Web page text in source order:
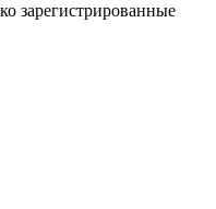
зарегистрированные